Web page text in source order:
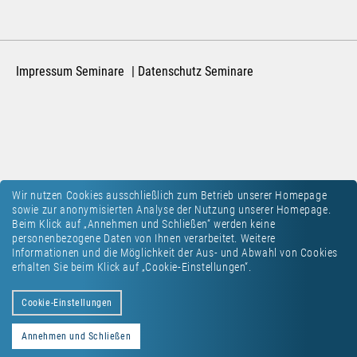
Wir nutzen Cookies ausschließlich zum Betrieb unserer Homepage
sowie zur anonymisierten Analyse der Nutzung unserer Homepage.
Beim Klick auf „Annehmen und Schließen“ werden keine
personenbezogene Daten von Ihnen verarbeitet. Weitere
Informationen und die Möglichkeit der Aus- und Abwahl von Cookies
erhalten Sie beim Klick auf „Cookie-Einstellungen“.
Cookie-Einstellungen
Annehmen und Schließen
Impressum Seminare Datenschutz Seminare